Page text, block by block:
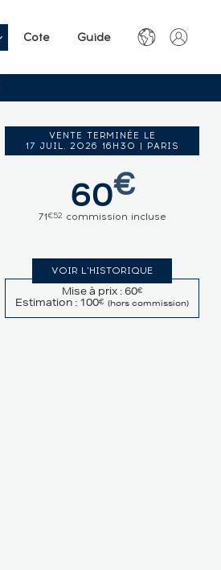
Cote Guide
VENTE TERMINÉE LE
17 JUIL. 2026 16H30 | PARIS
60€
71€52 commission incluse
VOIR L'HISTORIQUE
Mise à prix : 60€
Estimation : 100€ (hors commission)